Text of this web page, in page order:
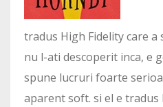
tradus High Fidelity care a
nu l-ati descoperit inca, e
spune lucruri foarte
aparent soft. si el e tradus